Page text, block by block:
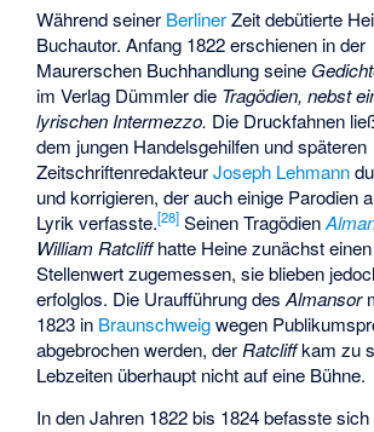
Während seiner BerlinerZeit debütierte
Buchautor. Anfang 1822 erschienen in der
Maurerschen Buchhandlung seine
im Verlag Dümmler die Tragödien, nebst
lyrischen Intermezzo. Die Druckfahnen
dem jungen Handelsgehilfen und späteren
ZeitschriftenredakteurJoseph Lehmann
und korrigieren, der auch einige Parodien
Lyrik verfasste.[28] Seinen Tragödien
William Ratcliffhatte Heine zunächst
Stellenwert zugemessen, sie blieben
erfolglos. Die Uraufführung desAlmansor
1823 in Braunschweigwegen
abgebrochen werden, der Ratcliffkam zu
Lebzeiten überhaupt nicht auf eine Bühne.
In den Jahren 1822 bis 1824 befasste